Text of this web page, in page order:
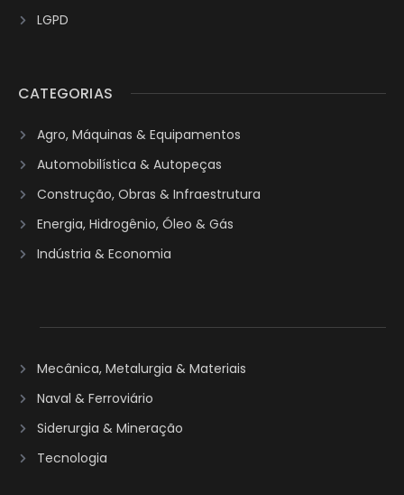
LGPD
CATEGORIAS
Agro, Máquinas & Equipamentos
Automobilística & Autopeças
Construção, Obras & Infraestrutura
Energia, Hidrogênio, Óleo & Gás
Indústria & Economia
Mecânica, Metalurgia & Materiais
Naval & Ferroviário
Siderurgia & Mineração
Tecnologia